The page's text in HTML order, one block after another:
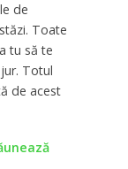
de
Toate
tu să te
Totul
de acest